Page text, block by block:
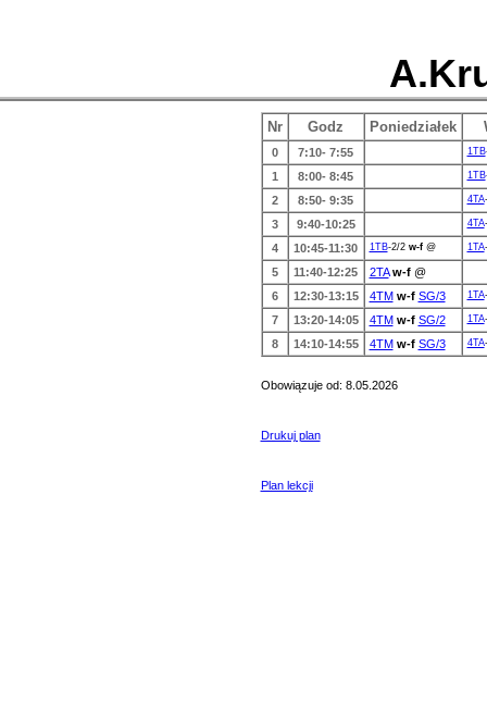
Nr Godz Poniedziałek
0 7:10- 7:55 1TB
1 8:00- 8:45 1TB
2 8:50- 9:35 4TA
3 9:40-10:25 4TA
4 10:45-11:30 1TB-2/2 w-f @ 1TA
5 11:40-12:25 2TA w-f @
6
12:30-13:15 4TM w-f SG/3 1TA
7 13:20-14:05 4TM w-f SG/2 1TA
8 14:10-14:55 4TM w-f SG/3 4TA
Obowiązuje od: 8.05.2026
Drukuj plan
Plan lekcji